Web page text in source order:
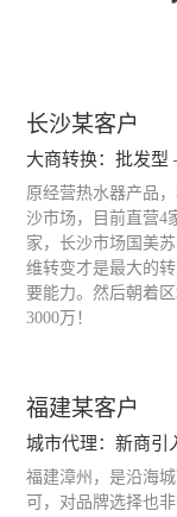
长沙某客户
大商转换：批发
原经营热水器产品
沙市场，目前直营4
家，长沙市场国美
维转变才是最大的
要能力。然后朝着
3000万！
福建某客户
城市代理：新商引
福建漳州，是沿海
可，对品牌选择也